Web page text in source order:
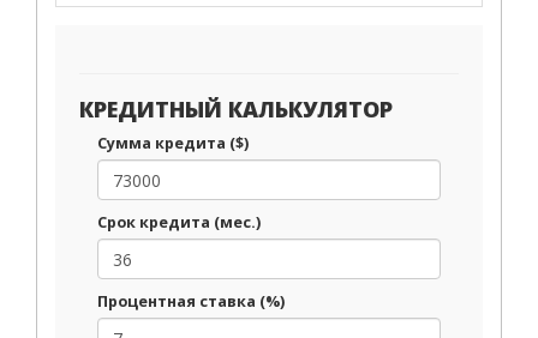
КРЕДИТНЫЙ КАЛЬКУЛЯТОР
Сумма кредита ($)
Срок кредита (мес.)
Процентная ставка (%)